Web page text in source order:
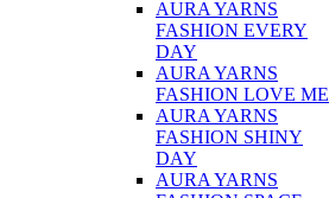
AURA YARNS
FASHION EVERY
DAY
AURA YARNS
FASHION LOVE ME
AURA YARNS
FASHION SHINY
DAY
AURA YARNS